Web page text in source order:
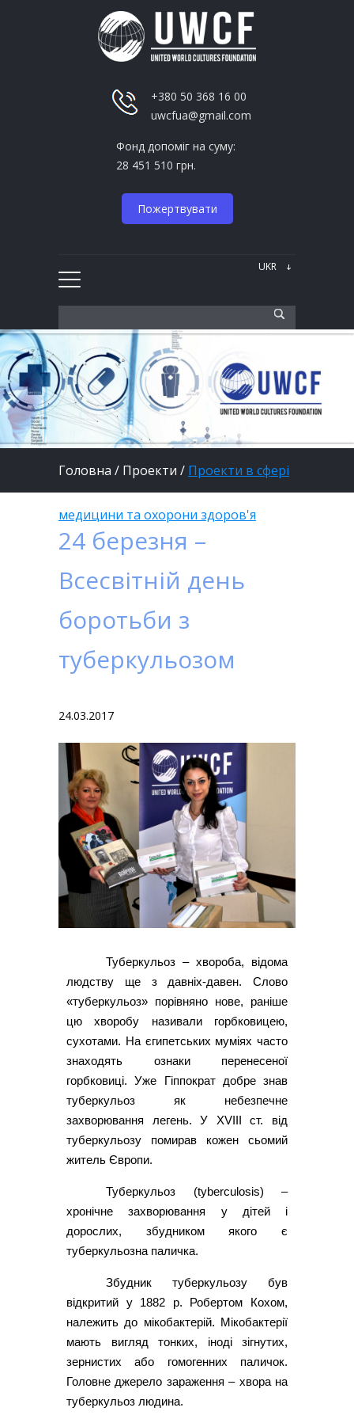
+380 50 368 16 00
uwcfua@gmail.com
Фонд допоміг на суму:
28 451 510 грн.
Пожертвувати
Головна / Проекти / Проекти в сфері
медицини та охорони здоров'я
24 березня –
Всесвітній день
боротьби з
туберкульозом
24.03.2017
Туберкульоз – хвороба, відома
людству ще з давніх-давен. Слово
«туберкульоз» порівняно нове, раніше
цю хворобу називали горбковицею,
сухотами. На єгипетських муміях часто
знаходять ознаки перенесеної
горбковиці. Уже Гіппократ добре знав
туберкульоз як небезпечне
захворювання легень. У ХVIII ст. від
туберкульозу помирав кожен сьомий
житель Європи.
Туберкульоз (tyberculosis) –
хронічне захворювання у дітей і
дорослих, збудником якого є
туберкульозна паличка.
Збудник туберкульозу був
відкритий у 1882 р. Робертом Кохом,
належить до мікобактерій. Мікобактерії
мають вигляд тонких, іноді зігнутих,
зернистих або гомогенних паличок.
Головне джерело зараження – хвора на
туберкульоз людина.